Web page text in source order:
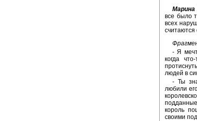
все было
всех
считаются
- Я
когда
людей в
- Ты
любили
король
своими